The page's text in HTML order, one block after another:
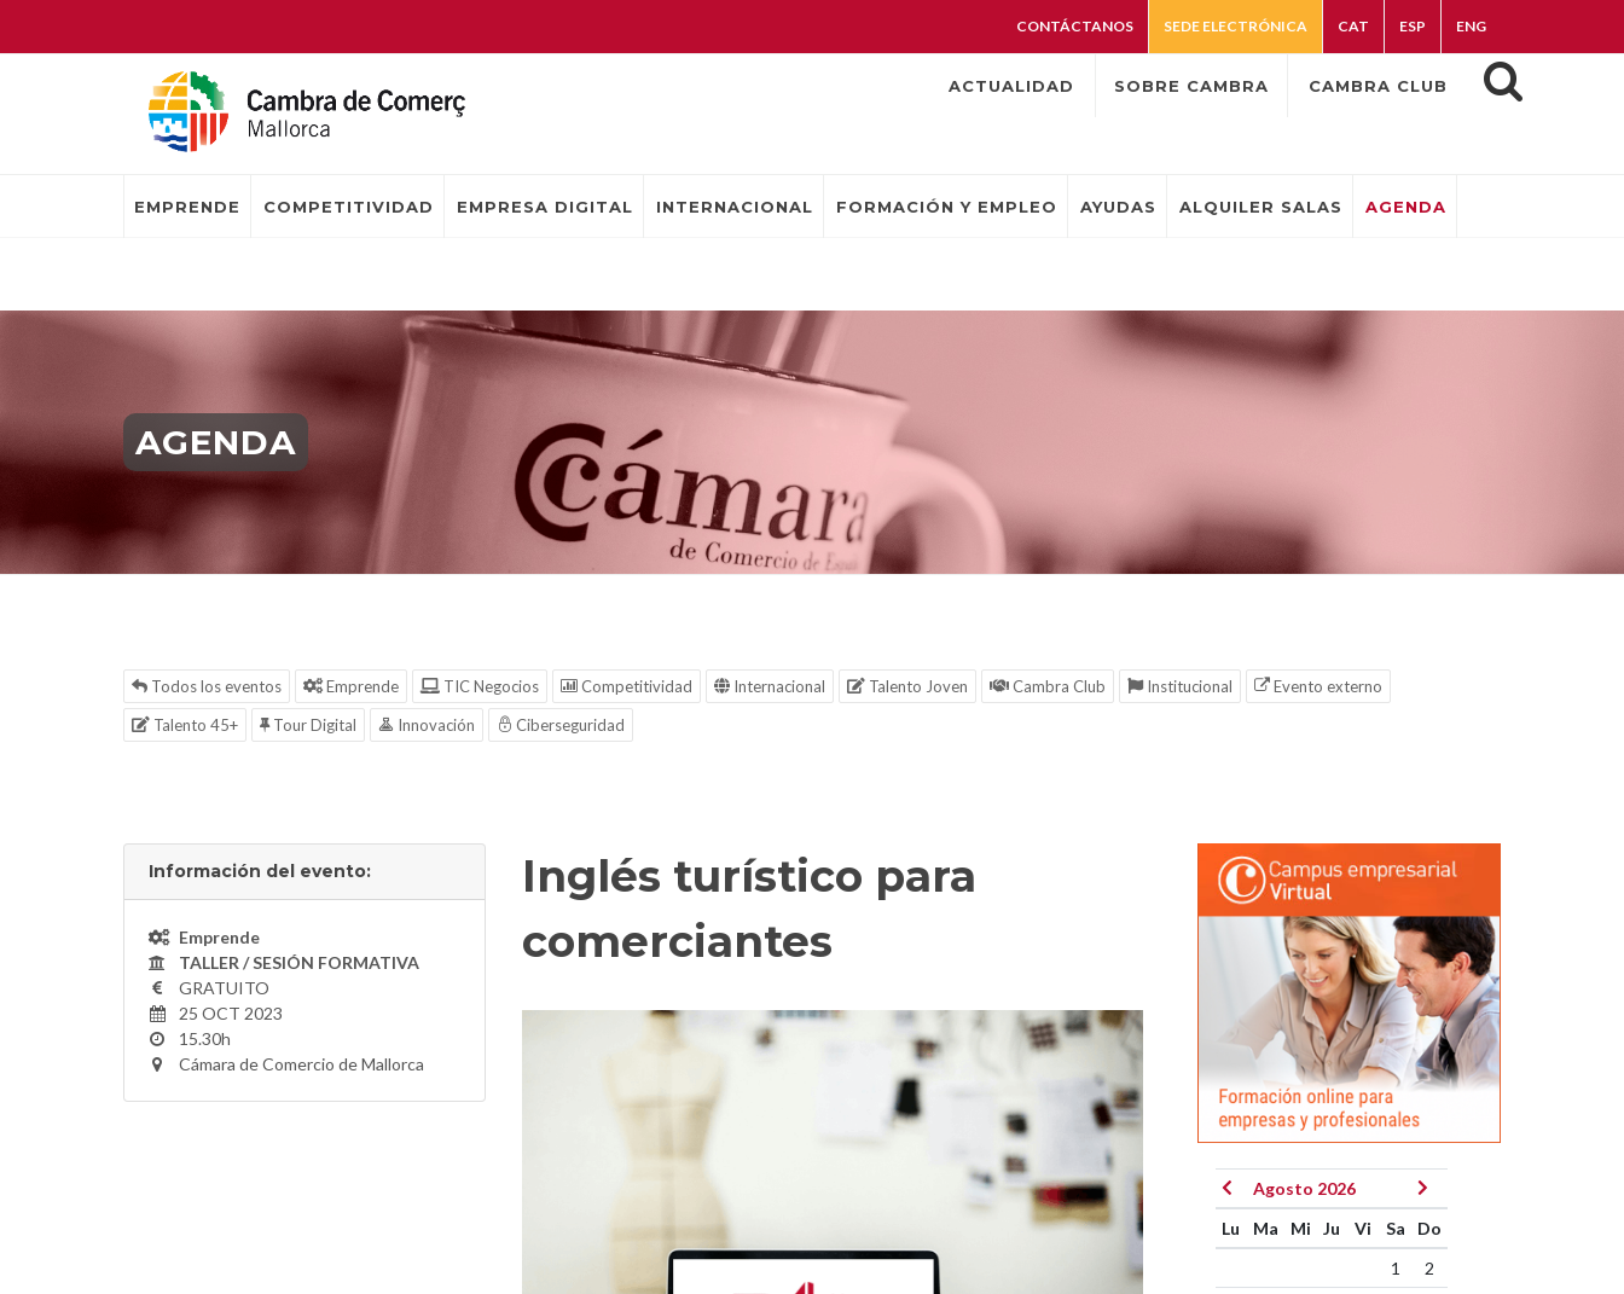
CONTÁCTANOS SEDE ELECTRÓNICA CAT ESP ENG
ACTUALIDAD SOBRE CAMBRA CAMBRA CLUB
EMPRENDE COMPETITIVIDAD EMPRESA DIGITAL INTERNACIONAL FORMACIÓN Y EMPLEO AYUDAS ALQUILER SALAS AGENDA
AGENDA
Todos los eventos Emprende TIC Negocios Competitividad Internacional Talento Joven Cambra Club Institucional
Evento externo
Talento 45+
Tour Digital Innovación Ciberseguridad
Información del evento:
Emprende
TALLER / SESIÓN FORMATIVA
GRATUITO
25 OCT 2023
15.30h
Cámara de Comercio de Mallorca
Inglés turístico para
comerciantes
Agosto 2026
Lu
Ma Mi Ju Vi Sa
Do
1
2